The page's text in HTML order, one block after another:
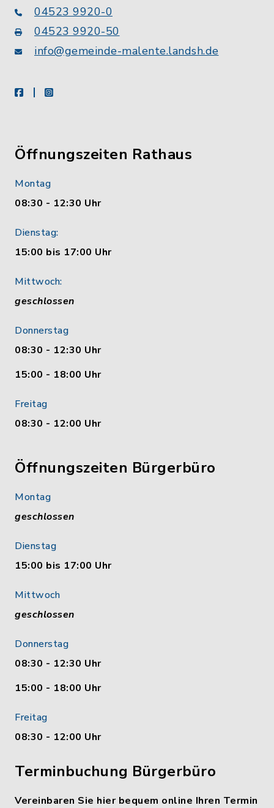
04523 9920-0
04523 9920-50
info@gemeinde-malente.landsh.de
facebookinstagram
Öffnungszeiten Rathaus
Montag
08:30 - 12:30 Uhr
Dienstag:
15:00 bis 17:00 Uhr
Mittwoch:
geschlossen
Donnerstag
08:30 - 12:30 Uhr
15:00 - 18:00 Uhr
Freitag
08:30 - 12:00 Uhr
Öffnungszeiten Bürgerbüro
Montag
geschlossen
Dienstag
15:00 bis 17:00 Uhr
Mittwoch
geschlossen
Donnerstag
08:30 - 12:30 Uhr
15:00 - 18:00 Uhr
Freitag
08:30 - 12:00 Uhr
Terminbuchung Bürgerbüro
Vereinbaren Sie hier bequem online Ihren Termin